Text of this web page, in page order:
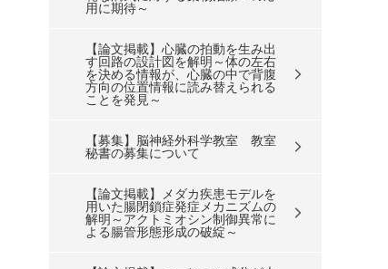
用に期待～
【論文掲載】心臓の拍動を生み出
す回路の設計図を解明～体の左右
を決める情報が、心臓の中で背腹
方向の位置情報に読み替えられる
ことを発見～
【募集】脳神経外科学教室 教室
秘書の募集について
【論文掲載】メダカ疾患モデルを
用いた腸閉鎖症発症メカニズムの
解明～アクトミオシン制御異常に
よる腸管形態形成の破綻～